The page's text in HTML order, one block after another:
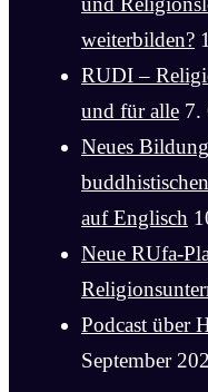
weiterbilden?
RUDI –
und für alle 7.
Neues
auf Englisch
Neue RUfa-
Podcast über
September